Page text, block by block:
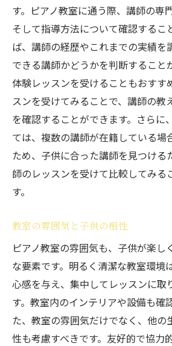
子供の成長をサポートす
練習が楽しくなる工夫
ピアノ教室のイベントや
子供のペースに合わせた
親として選びたい！子供に最
特徴
信頼できる講師の存在
子供に合ったレッスンス
子供の成長を見守るサポ
レッスンの柔軟性と対応力
学びの楽しさを提供するピア
ント
子供の興味を引き出すカリ
遊びながら学べるアプロ
個別指導とグループレッ
す。ピアノ教室に通う際、講師の専
そして指導方法について確認するこ
ば、講師の経歴やこれまでの実績を
できる講師かどうかを判断すること
体験レッスンを受けることもおすす
スンを受けてみることで、講師の教
を確認することができます。さらに
ては、複数の講師が在籍している場
ため、子供に合った講師を見つける
師のレッスンを受けて比較してみる
す。
教室の雰囲気と子供の相性
ピアノ教室の雰囲気も、子供が楽し
な要素です。明るく清潔な教室環境
心感を与え、集中してレッスンに取
す。教室内のインテリアや設備も確
た、教室の雰囲気だけでなく、他の
性も考慮すべきです。友好的で協力